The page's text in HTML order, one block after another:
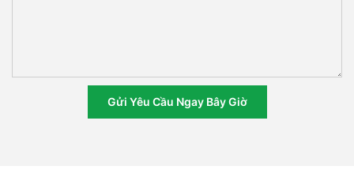
Gửi Yêu Cầu Ngay Bây Giờ